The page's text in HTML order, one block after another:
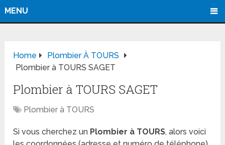
MENU
Home
Plombier À TOURS
Plombier à TOURS SAGET
Plombier à TOURS SAGET
Plombier à TOURS
Si vous cherchez un Plombier à TOURS, alors voici